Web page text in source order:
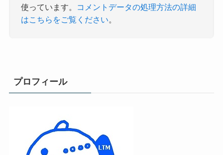
使っています。
コメントデータの処理方法の詳細
はこちらをご覧ください。
プロフィール